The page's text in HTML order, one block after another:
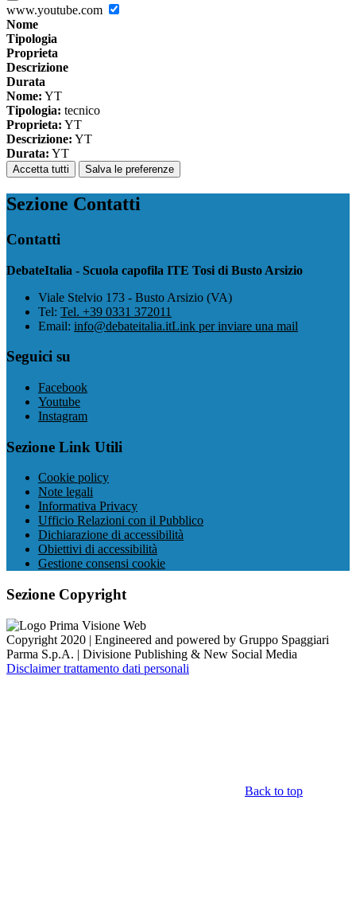
www.youtube.com
Nome
Tipologia
Proprieta
Descrizione
Durata
Nome: YT
Tipologia: tecnico
Proprieta: YT
Descrizione: YT
Durata: YT
Accetta tutti Salva le preferenze
Sezione Contatti
Contatti
DebateItalia - Scuola capofila ITE Tosi di Busto Arsizio
Viale Stelvio 173 - Busto Arsizio (VA)
Tel: Tel. +39 0331 372011
Email: info@debateitalia.itLink per inviare una mail
Seguici su
Facebook
Youtube
Instagram
Sezione Link Utili
Cookie policy
Note legali
Informativa Privacy
Ufficio Relazioni con il Pubblico
Dichiarazione di accessibilità
Obiettivi di accessibilità
Gestione consensi cookie
Sezione Copyright
Copyright 2020 | Engineered and powered by Gruppo Spaggiari
Parma S.p.A. | Divisione Publishing & New Social Media
Disclaimer trattamento dati personali
Back to top